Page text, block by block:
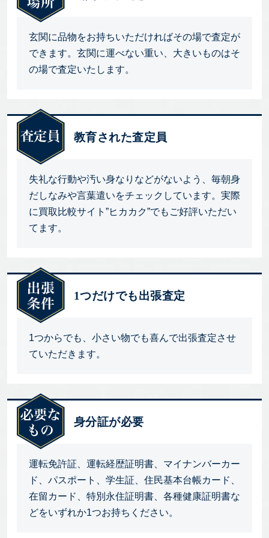
玄関に品物をお持ちいただければその場で査定が
できます。玄関に運べない重い、大きいものはそ
の場で査定いたします。
教育された査定員
失礼な行動や汚い身なりなどがないよう、毎朝身
だしなみや言葉遣いをチェックしています。実際
に買取比較サイト”ヒカカク”でもご好評いただい
てます。
1つだけでも出張査定
1つからでも、小さい物でも喜んで出張査定させ
ていただきます。
身分証が必要
運転免許証、運転経歴証明書、マイナンバーカー
ド、パスポート、学生証、住民基本台帳カード、
在留カード、特別永住証明書、各種健康証明書な
どをいずれか1つお持ちください。